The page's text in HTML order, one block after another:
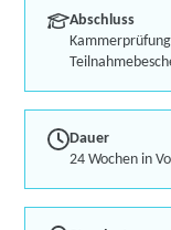
Abschluss
Dauer
24 Wochen in